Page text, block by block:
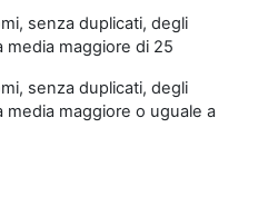
senza duplicati, degli
maggiore di 25
senza duplicati, degli
maggiore o uguale a